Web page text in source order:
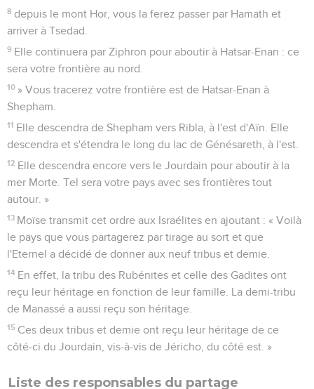
3 Ils auront les villes pour y habiter et leurs environs seront
pour leur bétail, pour leurs biens et pour tous leurs animaux.
4 Les environs des villes que vous donnerez aux Lévites
s’étendront sur 500 mètres à partir du mur de la ville et tout
autour.
5 A l’extérieur de la ville, vous mesurerez 1000 mètres pour
le côté est, 1000 mètres pour le côté sud, 1000 mètres pour
le côté ouest et 1000 mètres pour le côté nord. La ville sera
au milieu de ce carré. Cela formera leur territoire autour des
» Parmi les villes que vous donnerez aux Lévites, il y aura
villes de refuge, où l’auteur d’un homicide pourra s'enfuir, et
Total des villes que vous donnerez aux Lévites : 48 villes,
avec leurs environs.
Les villes que vous donnerez étant prises sur les propriétés
des Israélites, ceux qui en ont le plus en donneront plus et
ceux qui en ont moins en donneront moins ; chacun donnera
une partie de ses villes aux Lévites proportionnellement à
l'héritage qu'il possédera. »